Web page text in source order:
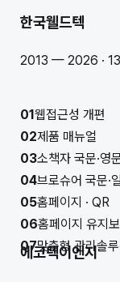
한국웰드텍
2013 — 2026 · 13
01 웹접근성 개편
02제품 매뉴얼
03소책자 국문·영
04브로슈어 국문·
05홈페이지 · QR
06홈페이지 유지
07맞춤형 관리솔
에코텍이엔지